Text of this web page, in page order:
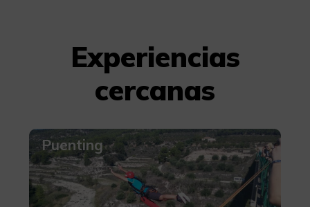
Experiencias
cercanas
Puenting